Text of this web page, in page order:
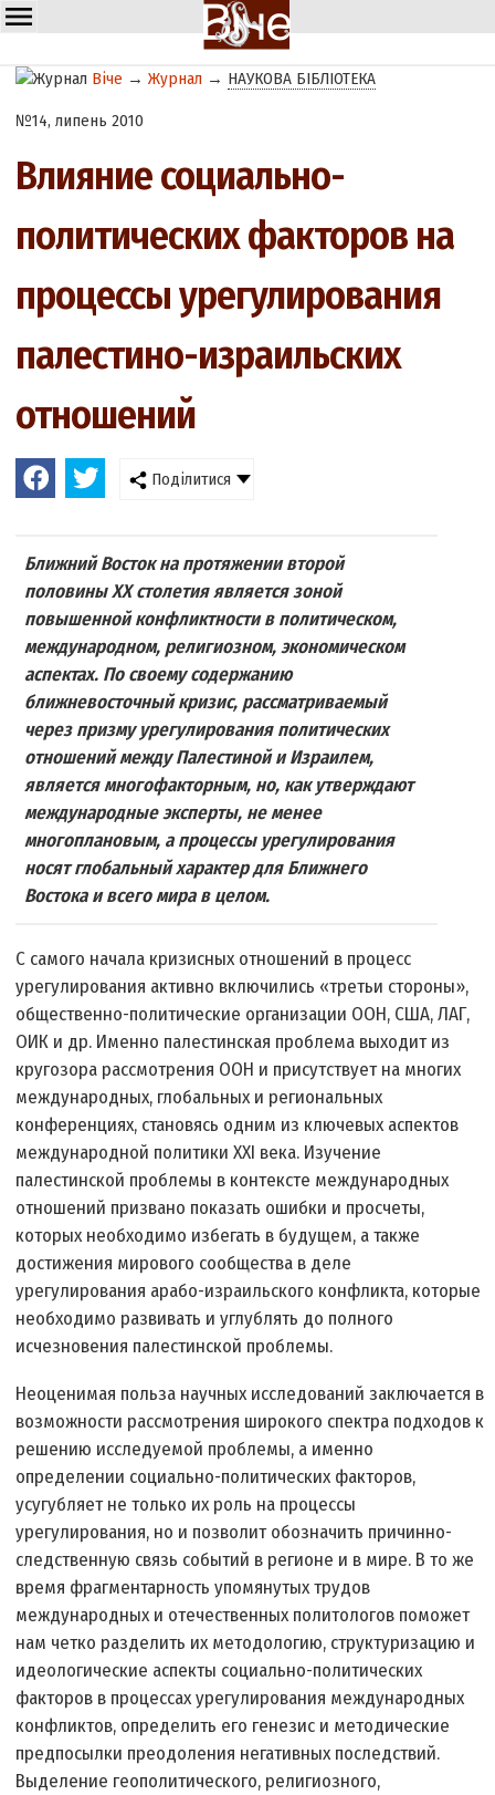
Віче →Журнал → НАУКОВА БІБЛІОТЕКА
№14, липень 2010
Влияние социально-
политических факторов на
процессы урегулирования
палестино-израильских
отношений
Поділитися
Ближний Восток на протяжении второй
половины ХХ столетия является зоной
повышенной конфликтности в политическом,
международном, религиозном, экономическом
аспектах. По своему содержанию
ближневосточный кризис, рассматриваемый
через призму урегулирования политических
отношений между Палестиной и Израилем,
является многофакторным, но, как утверждают
международные эксперты, не менее
многоплановым, а процессы урегулирования
носят глобальный характер для Ближнего
Востока и всего мира в целом.
С самого начала кризисных отношений в процесс
урегулирования активно включились «третьи стороны»,
общественно-политические организации ООН, США, ЛАГ,
ОИК и др. Именно палестинская проблема выходит из
кругозора рассмотрения ООН и присутствует на многих
международных, глобальных и региональных
конференциях, становясь одним из ключевых аспектов
международной политики XXI века. Изучение
палестинской проблемы в контексте международных
отношений призвано показать ошибки и просчеты,
которых необходимо избегать в будущем, а также
достижения мирового сообщества в деле
урегулирования арабо-израильского конфликта, которые
необходимо развивать и углублять до полного
исчезновения палестинской проблемы.
Неоценимая польза научных исследований заключается в
возможности рассмотрения широкого спектра подходов к
решению исследуемой проблемы, а именно
определении социально-политических факторов,
усугубляет не только их роль на процессы
урегулирования, но и позволит обозначить причинно-
следственную связь событий в регионе и в мире. В то же
время фрагментарность упомянутых трудов
международных и отечественных политологов поможет
нам четко разделить их методологию, структуризацию и
идеологические аспекты социально-политических
факторов в процессах урегулирования международных
конфликтов, определить его генезис и методические
предпосылки преодоления негативных последствий.
Выделение геополитического, религиозного,